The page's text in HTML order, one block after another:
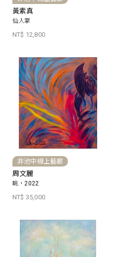
黃素真
仙人掌
NT$ 12,800
非池中線上藝廊
周文麗
眺，2022
NT$ 35,000